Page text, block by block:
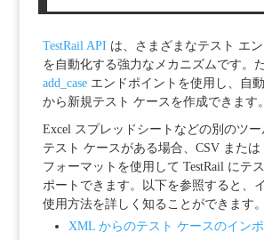
TestRail API は、さまざまなテスト エ
を自動化する強力なメカニズムです。
add_caseエンドポイントを使用し、自
から新規テスト ケースを作成できます。
Excel スプレッドシートなどの別のツ
テスト ケースがある場合、CSV また
フォーマットを使用して TestRail にテ
ポートできます。以下を参照すると、
使用方法を詳しく知ることができます。
XML からのテスト ケースのインポ